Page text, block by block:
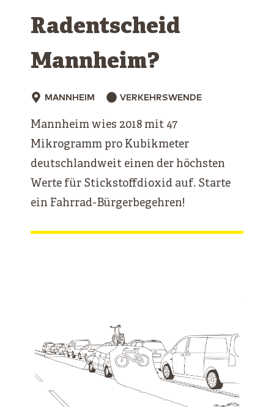
Radentscheid
Mannheim?
MANNHEIM VERKEHRSWENDE
Mannheim wies 2018 mit 47
Mikrogramm pro Kubikmeter
deutschlandweit einen der höchsten
Werte für Stickstoffdioxid auf. Starte
ein Fahrrad-Bürgerbegehren!